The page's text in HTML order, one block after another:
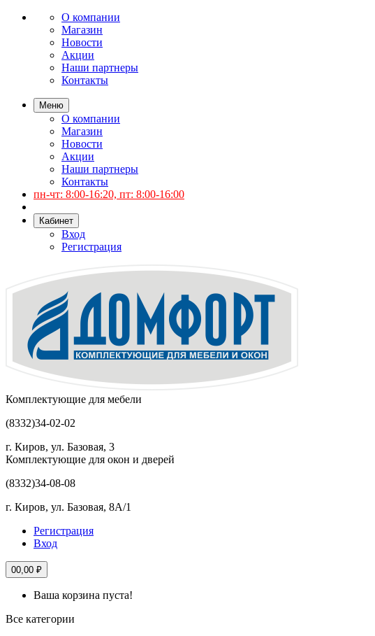
О компании
Магазин
Новости
Акции
Наши партнеры
Контакты
Меню
О компании
Магазин
Новости
Акции
Наши партнеры
Контакты
пн-чт: 8:00-16:20, пт: 8:00-16:00
Кабинет
Вход
Регистрация
Комплектующие для мебели
(8332)34-02-02
г. Киров, ул. Базовая, 3
Комплектующие для окон и дверей
(8332)34-08-08
г. Киров, ул. Базовая, 8А/1
Регистрация
Вход
00,00 ₽
Ваша корзина пуста!
Все категории